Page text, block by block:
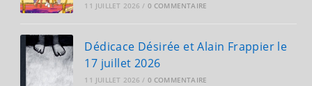
11 JUILLET 2026 / 0 COMMENTAIRE
Dédicace Désirée et Alain Frappier le
17 juillet 2026
11 JUILLET 2026 / 0 COMMENTAIRE